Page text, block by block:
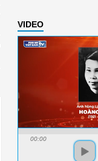
VIDEO
00:00